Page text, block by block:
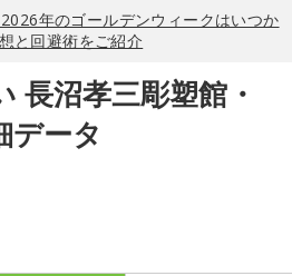
2026年のゴールデンウィークはいつか
と回避術をご紹介
長沼孝三彫塑館・
データ